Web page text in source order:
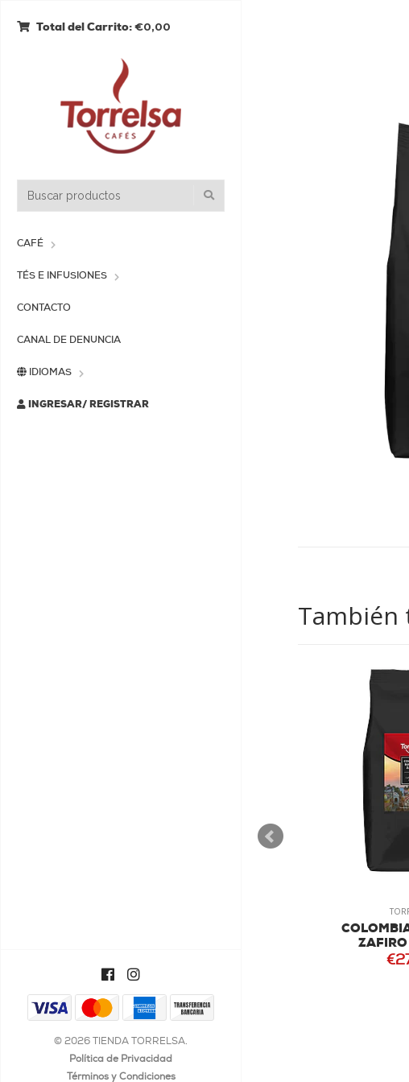
Total del Carrito: €0,00
CAFÉ
TÉS E INFUSIONES
CONTACTO
CANAL DE DENUNCIA
IDIOMAS
INGRESAR/ REGISTRAR
© 2026 TIENDA TORRELSA.
Política de Privacidad
Términos y Condiciones
También